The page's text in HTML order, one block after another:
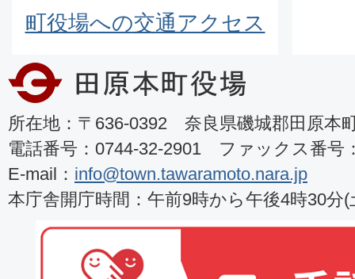
町役場への交通アクセス
所在地：〒636-0392 奈良県磯城郡田原本
電話番号：0744-32-2901 ファックス番号
E-mail： info@town.tawaramoto.nara.jp
本庁舎開庁時間：午前9時から午後4時30分